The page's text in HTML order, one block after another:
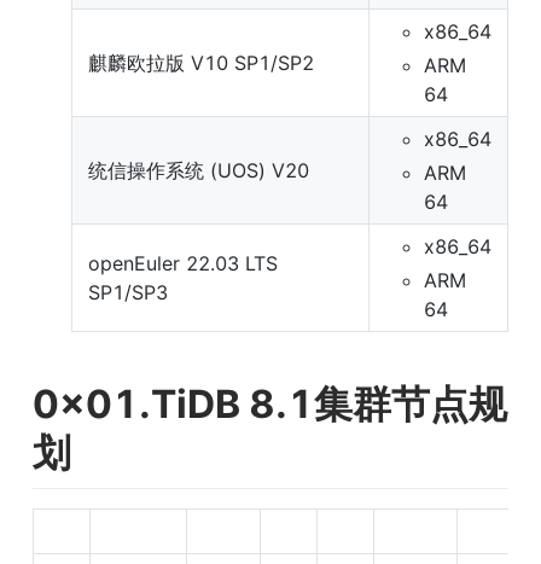
麒麟欧拉版 V10 SP1/SP2
x86_64
ARM
64
统信操作系统 (UOS) V20
x86_64
ARM
64
openEuler 22.03 LTS
SP1/SP3
x86_64
ARM
64
0x01.TiDB 8.1集群节点规
划